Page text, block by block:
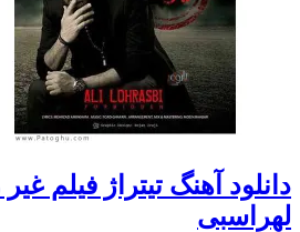
دانلود آهنگ تیتراژ فیلم
لهراسبی